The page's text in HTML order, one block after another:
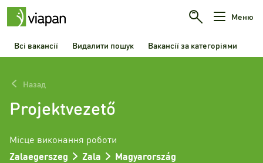
Меню
Всі вакансії Видалити пошук Вакансії за категоріями
Назад
Projektvezető
Місце виконання роботи
Zalaegerszeg
Zala
Magyarország